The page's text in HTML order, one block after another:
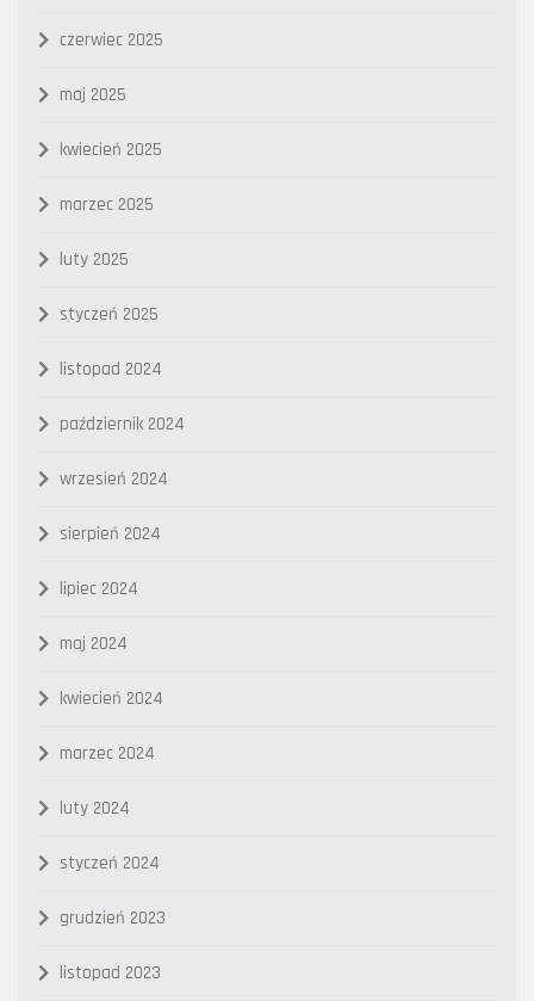
czerwiec 2025
maj 2025
kwiecień 2025
marzec 2025
luty 2025
styczeń 2025
listopad 2024
październik 2024
wrzesień 2024
sierpień 2024
lipiec 2024
maj 2024
kwiecień 2024
marzec 2024
luty 2024
styczeń 2024
grudzień 2023
listopad 2023